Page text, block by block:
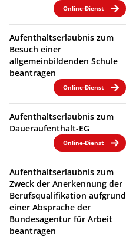
Online-Dienst
Aufenthaltserlaubnis zum
Besuch einer
allgemeinbildenden Schule
beantragen
Online-Dienst
Aufenthaltserlaubnis zum
Daueraufenthalt-EG
Online-Dienst
Aufenthaltserlaubnis zum
Zweck der Anerkennung der
Berufsqualifikation aufgrund
einer Absprache der
Bundesagentur für Arbeit
beantragen